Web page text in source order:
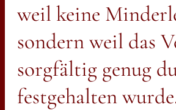
weil keine
sondern weil das
sorgfältig genug
festgehalten